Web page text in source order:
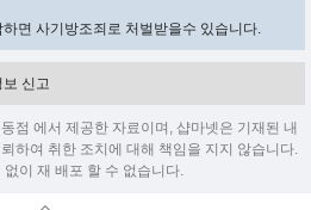
면 사기방조죄로 처벌받을수 있습니다.
신고
점 에서 제공한 자료이며, 샵마넷은 기재된 내
하여 취한 조치에 대해 책임을 지지 않습니다.
이 재 배포 할 수 없습니다.